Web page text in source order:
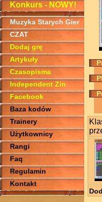
Konkurs - NOWY!
Muzyka Starych Gier
CZAT
Dodaj grę
Artykuły
Czasopisma
Independent Zin
Facebook
Baza kodów
Trainery
Użytkownicy
Rangi
Faq
Regulamin
Kontakt